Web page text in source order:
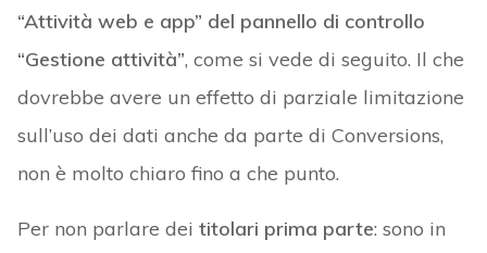
“Attività web e app” del pannello di controllo
“Gestione attività”, come si vede di seguito. Il che
dovrebbe avere un effetto di parziale limitazione
sull’uso dei dati anche da parte di Conversions,
non è molto chiaro fino a che punto.
Per non parlare dei titolari prima parte: sono in